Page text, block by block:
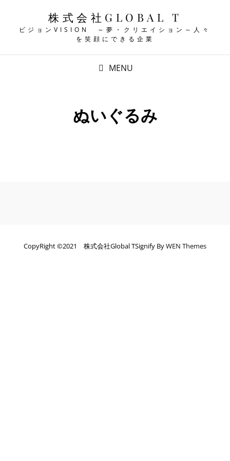
株式会社GLOBAL T
ビジョンVISION ～夢・クリエイション～人々
を笑顔にできる企業
MENU
ぬいぐるみ
CopyRight ©️2021 株式会社Global TSignify ByWEN Themes